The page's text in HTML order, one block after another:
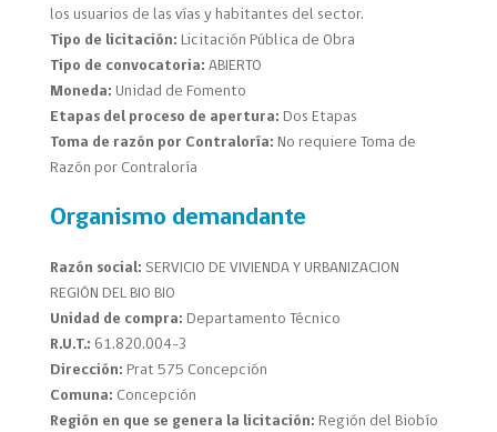
los usuarios de las vías y habitantes del sector.
Tipo de licitación: Licitación Pública de Obra
Tipo de convocatoria: ABIERTO
Moneda: Unidad de Fomento
Etapas del proceso de apertura: Dos Etapas
Toma de razón por Contraloría: No requiere Toma de
Razón por Contraloría
Organismo demandante
Razón social: SERVICIO DE VIVIENDA Y URBANIZACION
REGIÓN DEL BIO BIO
Unidad de compra: Departamento Técnico
R.U.T.: 61.820.004-3
Dirección: Prat 575 Concepción
Comuna: Concepción
Región en que se genera la licitación: Región del Biobío